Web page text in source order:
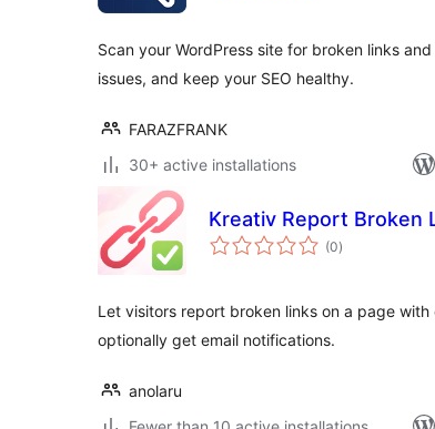
Scan your WordPress site for broken links
issues, and keep your SEO healthy.
FARAZFRANK
30+ active installations
Kreativ Report Broken
(0total
ratings
)
Let visitors report broken links on a page
optionally get email notifications.
anolaru